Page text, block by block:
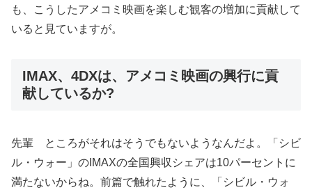
も、こうしたアメコミ映画を楽しむ観客の増加に貢献して
いると見ていますが。
IMAX、4DXは、アメコミ映画の興行に貢
献しているか?
先輩 ところがそれはそうでもないようなんだよ。「シビ
ル・ウォー」のIMAXの全国興収シェアは10パーセントに
満たないからね。前篇で触れたように、「シビル・ウォ